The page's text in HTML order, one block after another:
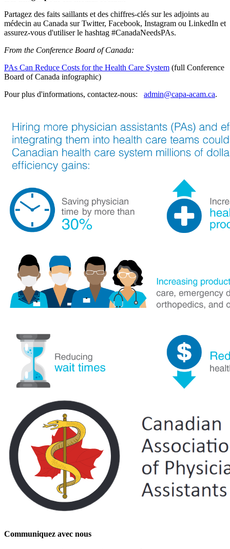
Partagez des faits saillants et des chiffres-clés sur les adjoints au
médecin au Canada sur Twitter, Facebook, Instagram ou LinkedIn et
assurez-vous d'utiliser le hashtag #CanadaNeedsPAs.
From the Conference Board of Canada:
PAs Can Reduce Costs for the Health Care System (full Conference
Board of Canada infographic)
Pour plus d'informations, contactez-nous: admin@capa-acam.ca.
Communiquez avec nous